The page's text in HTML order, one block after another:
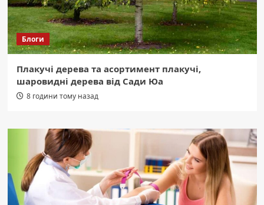
Блоги
Плакучі дерева та асортимент плакучі,
шаровидні дерева від Сади Юа
8 години тому назад